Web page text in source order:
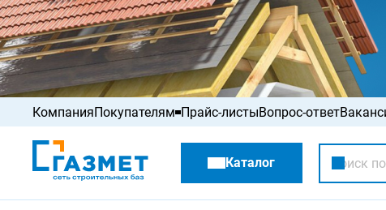
КомпанияПокупателям
Распродажа
Прайс-листыВопрос-ответ
Каталог